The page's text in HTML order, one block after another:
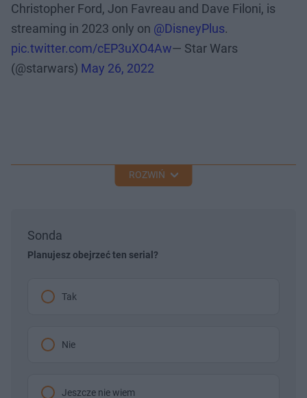
Christopher Ford, Jon Favreau and Dave Filoni, is
streaming in 2023 only on @DisneyPlus.
pic.twitter.com/cEP3uXO4Aw— Star Wars
(@starwars) May 26, 2022
ROZWIŃ
Sonda
Planujesz obejrzeć ten serial?
Tak
Nie
Jeszcze nie wiem